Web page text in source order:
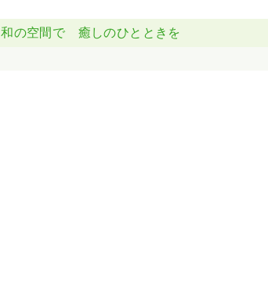
和の空間で 癒しのひとときを